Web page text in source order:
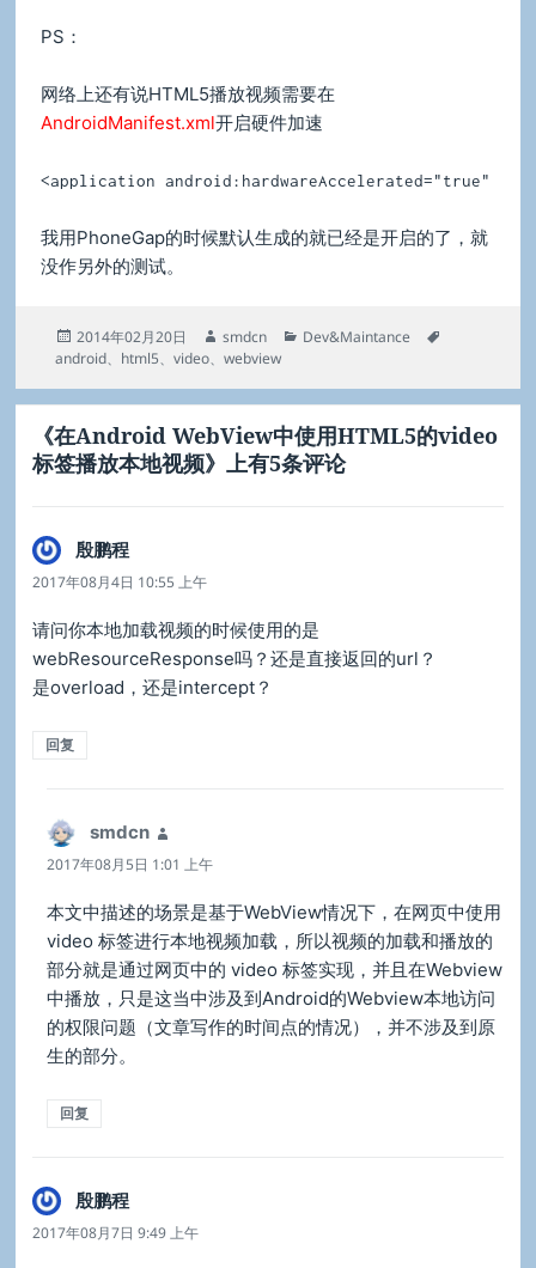
PS：
网络上还有说HTML5播放视频需要在
AndroidManifest.xml开启硬件加速
<application android:hardwareAccelerated="true"
我用PhoneGap的时候默认生成的就已经是开启的了，就
没作另外的测试。
发
布
2014年02月20日
作
者
smdcn
分
Dev&Maintance
android、 html5、 video、 webview
《在Android WebView中使用HTML5的video
标签播放本地视频》上有5条评论
殷鹏程说
道：
2017年08月4日 10:55 上午
请问你本地加载视频的时候使用的是
webResourceResponse吗？还是直接返回的url？
是overload，还是intercept？
回复
smdcn
道：
2017年08月5日 1:01 上午
本文中描述的场景是基于WebView情况下，在网页中使用
video 标签进行本地视频加载，所以视频的加载和播放的
部分就是通过网页中的 video 标签实现，并且在Webview
中播放，只是这当中涉及到Android的Webview本地访问
的权限问题（文章写作的时间点的情况），并不涉及到原
生的部分。
回复
殷鹏程说
道：
2017年08月7日 9:49 上午